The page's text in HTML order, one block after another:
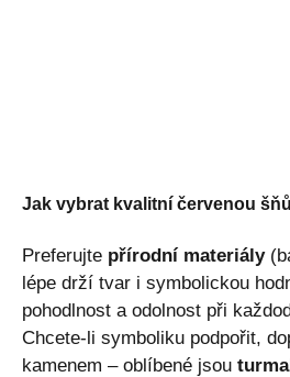
Jak vybrat kvalitní červenou
Preferujte přírodní materiály
lépe drží tvar i symbolickou
pohodlnost a odolnost při
Chcete-li symboliku podpořit,
kamenem – oblíbené jsou